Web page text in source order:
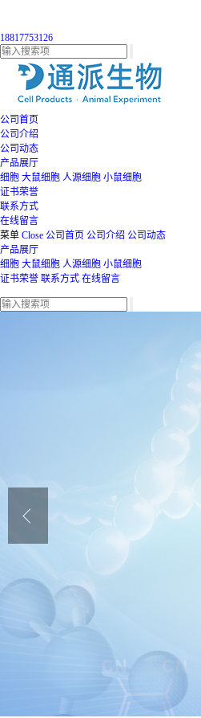
18817753126
公司首页
公司介绍
公司动态
产品展厅
细胞 大鼠细胞 人源细胞 小鼠细胞
证书荣誉
联系方式
在线留言
菜单 Close 公司首页 公司介绍 公司动态
产品展厅
细胞 大鼠细胞 人源细胞 小鼠细胞
证书荣誉 联系方式 在线留言